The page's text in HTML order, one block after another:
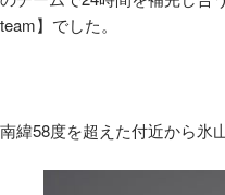
team】でした。
南緯58度を超えた付近から氷